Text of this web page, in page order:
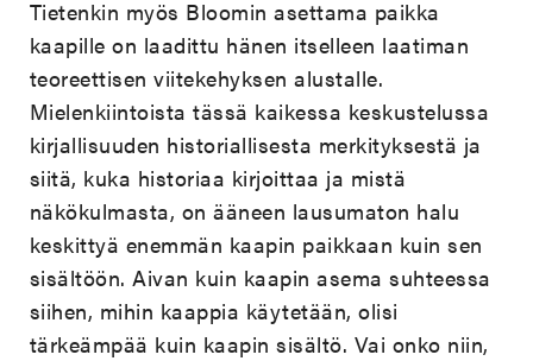
Tietenkin myös Bloomin asettama paikka
kaapille on laadittu hänen itselleen laatiman
teoreettisen viitekehyksen alustalle.
Mielenkiintoista tässä kaikessa keskustelussa
kirjallisuuden historiallisesta merkityksestä ja
siitä, kuka historiaa kirjoittaa ja mistä
näkökulmasta, on ääneen lausumaton halu
keskittyä enemmän kaapin paikkaan kuin sen
sisältöön. Aivan kuin kaapin asema suhteessa
siihen, mihin kaappia käytetään, olisi
tärkeämpää kuin kaapin sisältö. Vai onko niin,